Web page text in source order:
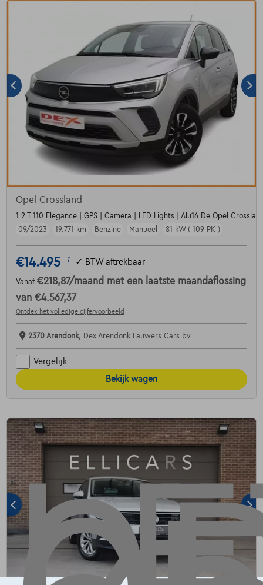
Opel Crossland
1.2 T 110 Elegance | GPS | Camera | LED Lights | Alu16 De Opel
09/2023
19.771 km Benzine Manueel 81 kW ( 109 PK )
€14.495 1 ✓ BTW aftrekbaar
Vanaf €218,87/maand met een laatste maandaflossing
van €4.567,37
Ontdek het volledige cijfervoorbeeld
2370 Arendonk, Dex Arendonk Lauwers Cars bv
Vergelijk
Bekijk wagen